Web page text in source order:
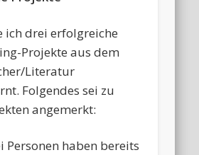
ich drei erfolgreiche
Projekte aus dem
Literatur
Folgendes sei zu
angemerkt:
Personen haben bereits